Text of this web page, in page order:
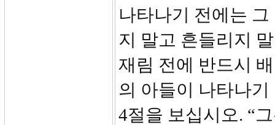
나타나기 전에는
지 말고 흔들리지
재림 전에 반드시
의 아들이 나타나
4절을 보십시오. “